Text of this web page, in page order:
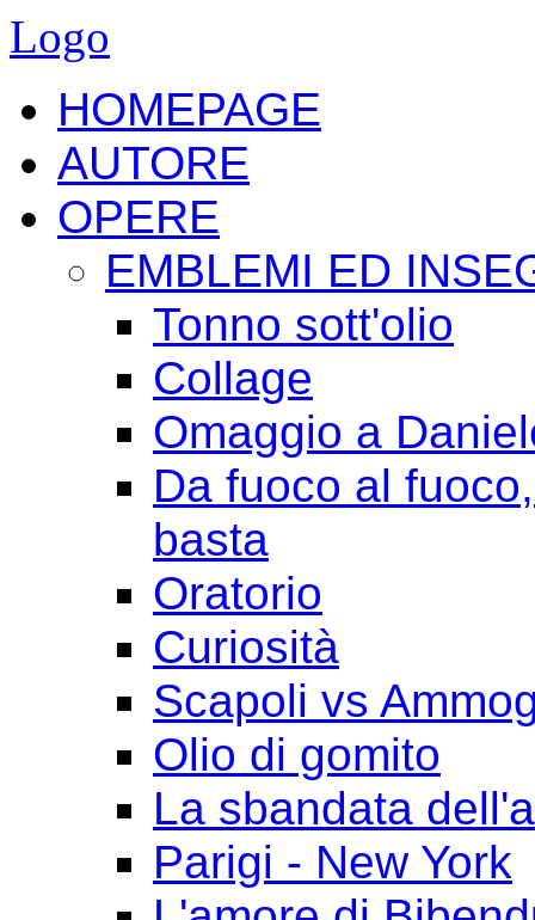
Logo
HOMEPAGE
AUTORE
OPERE
EMBLEMI ED
Tonno sott'olio
Collage
Omaggio a
Da fuoco al
basta
Oratorio
Curiosità
Scapoli vs
Olio di gomito
La sbandata
Parigi - New York